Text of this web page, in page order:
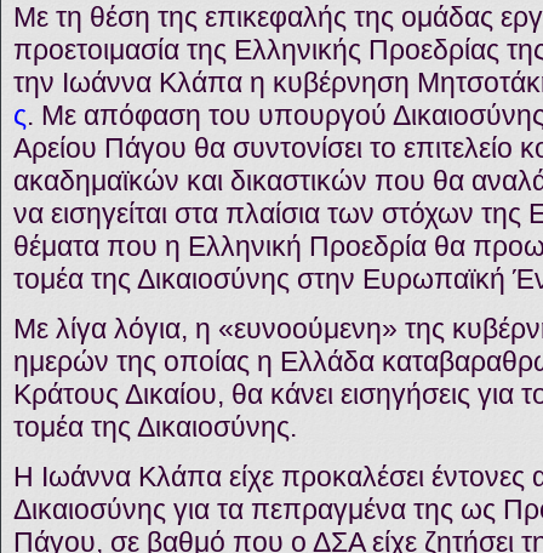
Με τη θέση της επικεφαλής της ομάδας
προετοιμασία της Ελληνικής Προεδρίας
την Ιωάννα Κλάπα η κυβέρνηση
ς. Με απόφαση του υπουργού
Αρείου Πάγου θα συντονίσει το επιτελείο
ακαδημαϊκών και δικαστικών που θα
να εισηγείται στα πλαίσια των στόχων της
θέματα που η Ελληνική Προεδρία θα
τομέα της Δικαιοσύνης στην Ευρωπαϊκή
Με λίγα λόγια, η «ευνοούμενη» της
ημερών της οποίας η Ελλάδα
Κράτους Δικαίου, θα κάνει εισηγήσεις για
τομέα της Δικαιοσύνης.
Η Ιωάννα Κλάπα είχε προκαλέσει έντονες
Δικαιοσύνης για τα πεπραγμένα της ως
Πάγου, σε βαθμό που ο ΔΣΑ είχε ζητήσει